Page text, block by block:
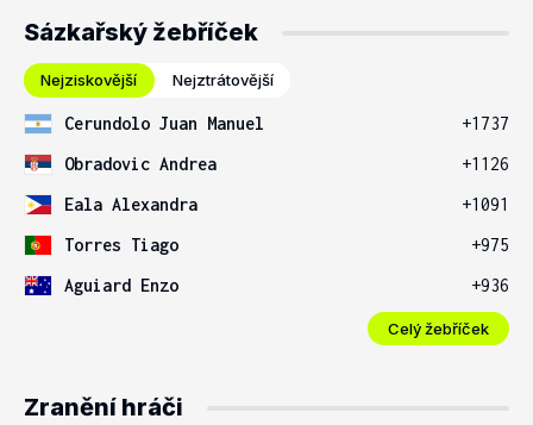
Sázkařský žebříček
Nejziskovější Nejztrátovější
Cerundolo Juan Manuel
+1737
Obradovic Andrea
+1126
Eala Alexandra
+1091
Torres Tiago
+975
Aguiard Enzo
+936
Celý žebříček
Zranění hráči